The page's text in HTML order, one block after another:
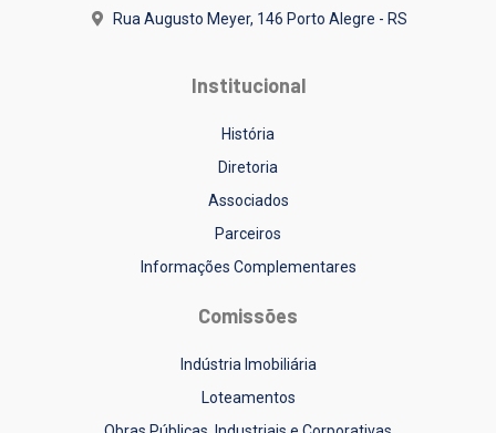
Rua Augusto Meyer, 146 Porto Alegre - RS
Institucional
História
Diretoria
Associados
Parceiros
Informações Complementares
Comissões
Indústria Imobiliária
Loteamentos